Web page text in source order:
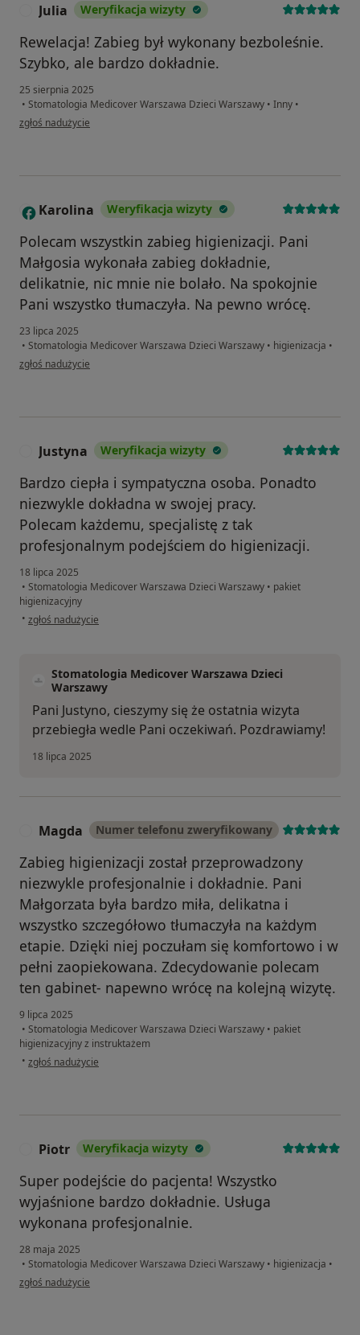
Julia Weryfikacja wizyty
Rewelacja! Zabieg był wykonany bezboleśnie.
Szybko, ale bardzo dokładnie.
25 sierpnia 2025
• Stomatologia Medicover Warszawa Dzieci Warszawy • Inny •
w opinii użytkownika Julia
zgłoś nadużycie
K Karolina Weryfikacja wizyty
Polecam wszystkin zabieg higienizacji. Pani
Małgosia wykonała zabieg dokładnie,
delikatnie, nic mnie nie bolało. Na spokojnie
Pani wszystko tłumaczyła. Na pewno wrócę.
23 lipca 2025
• Stomatologia Medicover Warszawa Dzieci Warszawy • higienizacja •
w opinii użytkownika Karolina
zgłoś nadużycie
Justyna Weryfikacja wizyty
Bardzo ciepła i sympatyczna osoba. Ponadto
niezwykle dokładna w swojej pracy.
Polecam każdemu, specjalistę z tak
profesjonalnym podejściem do higienizacji.
18 lipca 2025
• Stomatologia Medicover Warszawa Dzieci Warszawy • pakiet
higienizacyjny
• w opinii użytkownika Justyna
zgłoś nadużycie
Stomatologia Medicover Warszawa Dzieci
Warszawy
Pani Justyno, cieszymy się że ostatnia wizyta
przebiegła wedle Pani oczekiwań. Pozdrawiamy!
18 lipca 2025
Magda Numer telefonu zweryfikowany
Zabieg higienizacji został przeprowadzony
niezwykle profesjonalnie i dokładnie. Pani
Małgorzata była bardzo miła, delikatna i
wszystko szczegółowo tłumaczyła na każdym
etapie. Dzięki niej poczułam się komfortowo i w
pełni zaopiekowana. Zdecydowanie polecam
ten gabinet- napewno wrócę na kolejną wizytę.
9 lipca 2025
• Stomatologia Medicover Warszawa Dzieci Warszawy • pakiet
higienizacyjny z instruktażem
• w opinii użytkownika Magda
zgłoś nadużycie
Piotr Weryfikacja wizyty
Super podejście do pacjenta! Wszystko
wyjaśnione bardzo dokładnie. Usługa
wykonana profesjonalnie.
28 maja 2025
• Stomatologia Medicover Warszawa Dzieci Warszawy • higienizacja •
w opinii użytkownika Piotr
zgłoś nadużycie